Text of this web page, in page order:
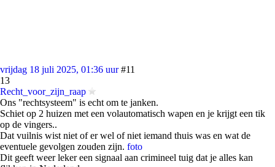
vrijdag 18 juli 2025, 01:36 uur #11
13
Recht_voor_zijn_raap
Ons "rechtsysteem" is echt om te janken.
Schiet op 2 huizen met een volautomatisch wapen en je krijgt een tik
op de vingers..
Dat vuilnis wist niet of er wel of niet iemand thuis was en wat de
eventuele gevolgen zouden zijn. foto
Dit geeft weer leker een signaal aan crimineel tuig dat je alles kan